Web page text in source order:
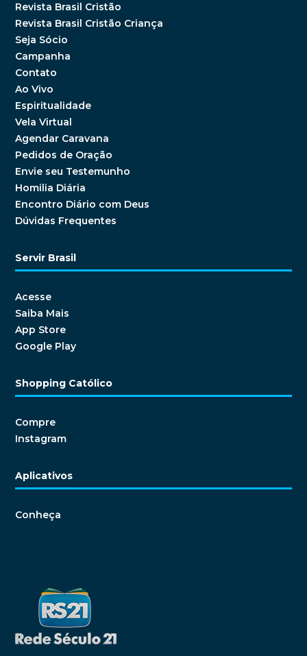
Revista Brasil Cristão
Revista Brasil Cristão Criança
Seja Sócio
Campanha
Contato
Ao Vivo
Espiritualidade
Vela Virtual
Agendar Caravana
Pedidos de Oração
Envie seu Testemunho
Homilia Diária
Encontro Diário com Deus
Dúvidas Frequentes
Servir Brasil
Acesse
Saiba Mais
App Store
Google Play
Shopping Católico
Compre
Instagram
Aplicativos
Conheça